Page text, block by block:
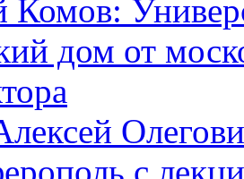
Комов:
дом от